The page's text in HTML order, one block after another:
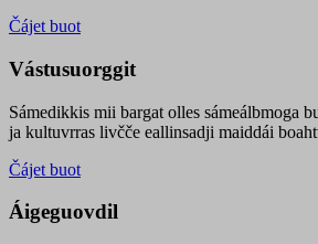
Čájet buot
Vástusuorggit
Sámedikkis mii bargat olles sámeálbmoga
ja kultuvrras livčče eallinsadji maiddái
Čájet buot
Áigeguovdil